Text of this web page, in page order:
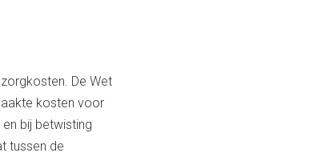
De Wet
kosten voor
bij betwisting
tussen de